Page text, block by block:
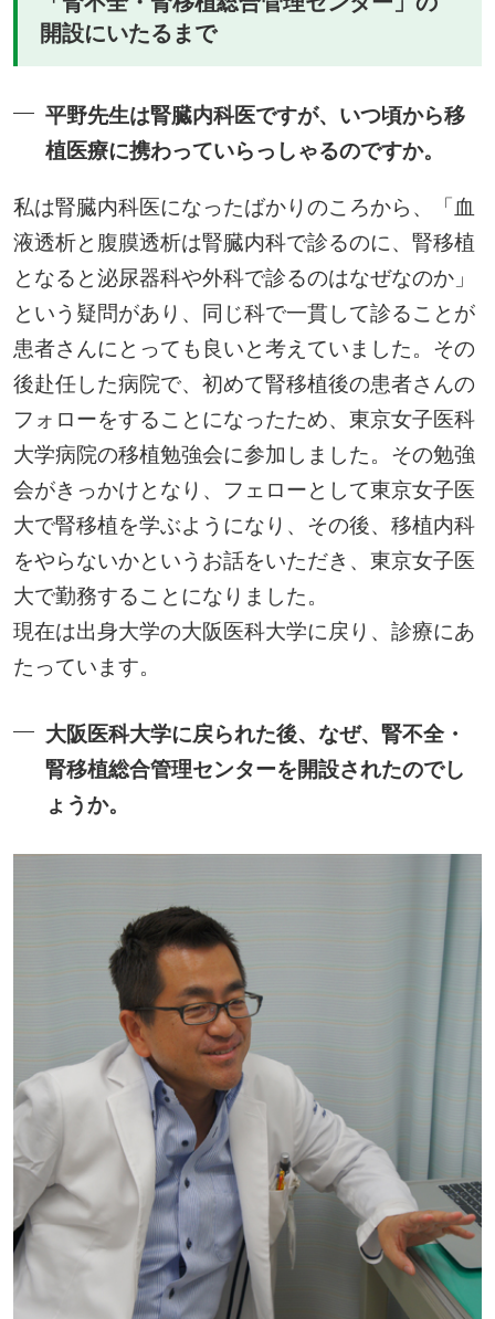
開設にいたるまで
平野先生は腎臓内科医ですが、いつ頃から移
植医療に携わっていらっしゃるのですか。
私は腎臓内科医になったばかりのころから、「血
液透析と腹膜透析は腎臓内科で診るのに、腎移植
となると泌尿器科や外科で診るのはなぜなのか」
という疑問があり、同じ科で一貫して診ることが
患者さんにとっても良いと考えていました。その
後赴任した病院で、初めて腎移植後の患者さんの
フォローをすることになったため、東京女子医科
大学病院の移植勉強会に参加しました。その勉強
会がきっかけとなり、フェローとして東京女子医
大で腎移植を学ぶようになり、その後、移植内科
をやらないかというお話をいただき、東京女子医
大で勤務することになりました。
現在は出身大学の大阪医科大学に戻り、診療にあ
たっています。
大阪医科大学に戻られた後、なぜ、腎不全・
腎移植総合管理センターを開設されたのでし
ょうか。